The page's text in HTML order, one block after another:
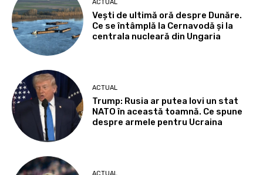
ACTUAL
Vești de ultimă oră despre Dunăre.
Ce se întâmplă la Cernavodă și la
centrala nucleară din Ungaria
ACTUAL
Trump: Rusia ar putea lovi un stat
NATO în această toamnă. Ce spune
despre armele pentru Ucraina